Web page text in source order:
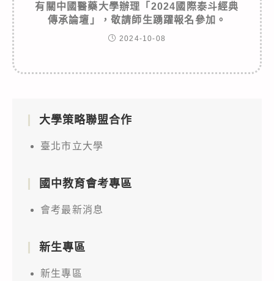
有關中國醫藥大學辦理「2024國際泰斗經典
傳承論壇」，敬請師生踴躍報名參加。
2024-10-08
大學策略聯盟合作
臺北市立大學
國中教育會考專區
會考最新消息
新生專區
新生專區